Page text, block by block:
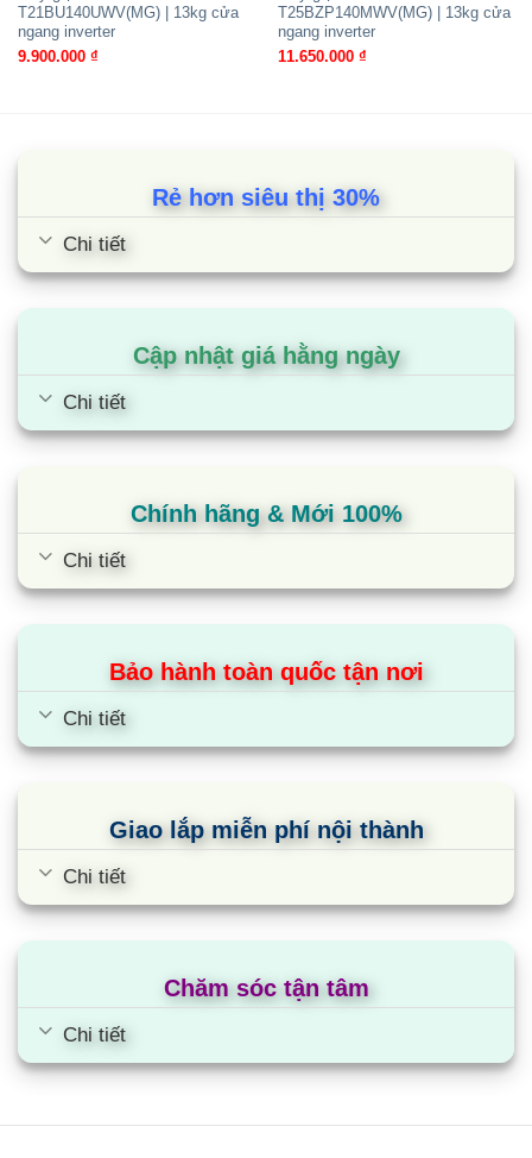
luồng nước
Máy giặt ứng dụng công nghệ bộ 3 thác nước kết
đánh bay các vết bẩn cứng đầu hiệu quả.
Lưu ý:Hình ảnh sản phẩm chỉ có tính chất minh
họa, chi tiết sản phẩm, màu sắc, thiết kế và thông
số kỹ thuật có thể thay đổi tùy theo sản phẩm
thực tế mà không cần thông báo trước.
Cùng Chủ Đề:
15kg Inverter cửa trên
T21BU140UWV(MG) | 13kg cửa
ngang inverter
9.900.000 ₫
T25BZP140MWV(MG) | 13kg cửa
ngang inverter
11.650.000 ₫
Rẻ hơn siêu thị 30%
Chi tiết
Cập nhật giá hằng ngày
Chi tiết
Chính hãng & Mới 100%
Chi tiết
Bảo hành toàn quốc tận nơi
Chi tiết
Giao lắp miễn phí nội thành
Chi tiết
Chăm sóc tận tâm
Chi tiết